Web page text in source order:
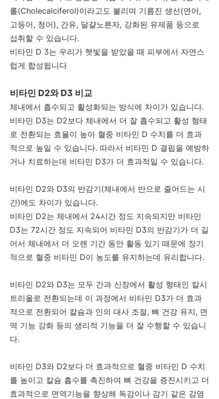
롤(Cholecalciferol)이라고도 불리며 기름진 생선(연어,
고등어, 청어), 간유, 달걀노른자, 강화된 유제품 등으로
섭취할 수 있습니다.
비타민 D 3는 우리가 햇빛을 받았을 때 피부에서 자연스
럽게 합성됩니다
비타민 D2와 D3 비교
체내에서 흡수되고 활성화되는 방식에 차이가 있습니다.
비타민 D3는 D2보다 체내에서 더 잘 흡수되고 활성 형태
로 전환되는 효율이 높아 혈중 비타민 D 수치를 더 효과
적으로 높일 수 있습니다. 따라서 비타민 D 결핍을 예방하
거나 치료하는데 비타민 D3가 더 효과적일 수 있습니다.
비타민 D2와 D3의 반감기(체내에서 반으로 줄어드는 시
간)에도 차이가 있습니다.
비타민 D2는 체내에서 24시간 정도 지속되지만 비타민
D3는 72시간 정도 지속되어 비타민 D3의 반감기가 더 길
어서 체내에서 더 오랜 기간 동안 활동 있기 때문에 장기
적으로 혈중 비타민 D이 농도를 유지하는데 유리합니다.
비타민 D2와 D3는 모두 간과 신장에서 활성 형태인 칼시
트리올로 전환되는데 이 과정에서 비타민 D3가 더 효과
적으로 전환되어 칼슘과 인의 대사 조절, 뼈 건강 유지, 면
역 기능 강화 등의 생리적 기능을 더 잘 수행할 수 있습니
다.
비타민 D3와 D2보다 더 효과적으로 혈중 비타민 D 수치
를 높이고 칼슘 흡수를 촉진하여 뼈 건강을 증진시키고 더
효과적으로 면역기능을 향상해 독감이나 감기 같은 감염